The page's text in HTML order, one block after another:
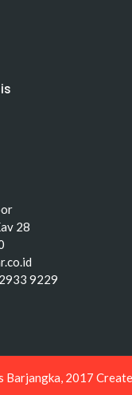
28
9229
Barjangka, 2017